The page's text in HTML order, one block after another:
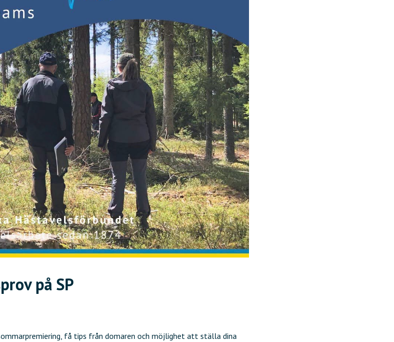
på SP
få tips från domaren och möjlighet att ställa dina